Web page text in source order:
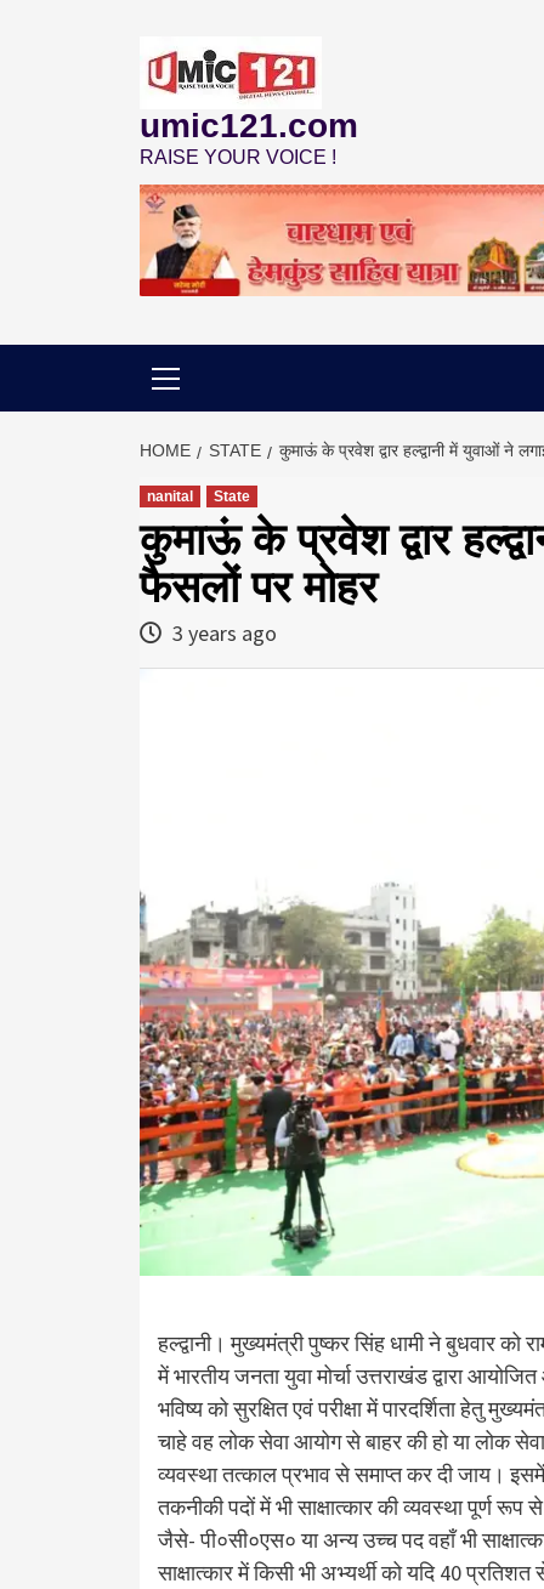
umic121.com
RAISE YOUR VOICE !
HOME STATE कुमाऊं के प्रवेश द्वार हल्द्वानी में युवाओं ने
nanital State
कुमाऊं के प्रवेश द्वार
फैसलों पर मोहर
3 years ago
हल्द्वानी। मुख्यमंत्री पुष्कर सिंह धामी ने बुधवार को
में भारतीय जनता युवा मोर्चा उत्तराखंड द्वारा
भविष्य को सुरक्षित एवं परीक्षा में पारदर्शिता हेतु
चाहे वह लोक सेवा आयोग से बाहर की हो या लोक सेवा
व्यवस्था तत्काल प्रभाव से समाप्त कर दी जाय।
तकनीकी पदों में भी साक्षात्कार की व्यवस्था पूर्ण
जैसे- पी०सी०एस० या अन्य उच्च पद वहाँ भी
साक्षात्कार में किसी भी अभ्यर्थी को यदि 40